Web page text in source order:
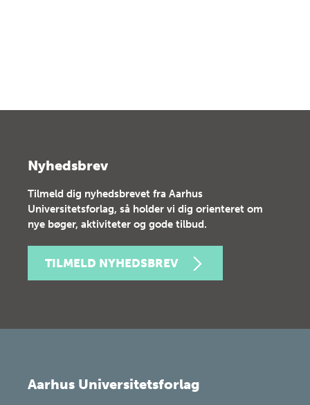
Nyhedsbrev
Tilmeld dig nyhedsbrevet fra Aarhus
Universitetsforlag, så holder vi dig orienteret om
nye bøger, aktiviteter og gode tilbud.
TILMELD NYHEDSBREV
Aarhus Universitetsforlag